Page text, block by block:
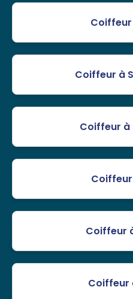
Coiffeur
Coiffeur à
Coiffeur
Coiffeur
Coiffeur